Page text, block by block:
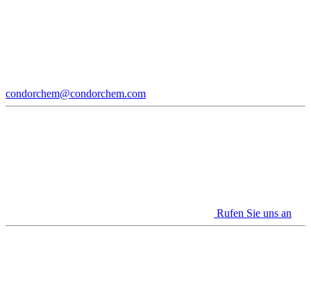
condorchem@condorchem.com
Rufen Sie uns an